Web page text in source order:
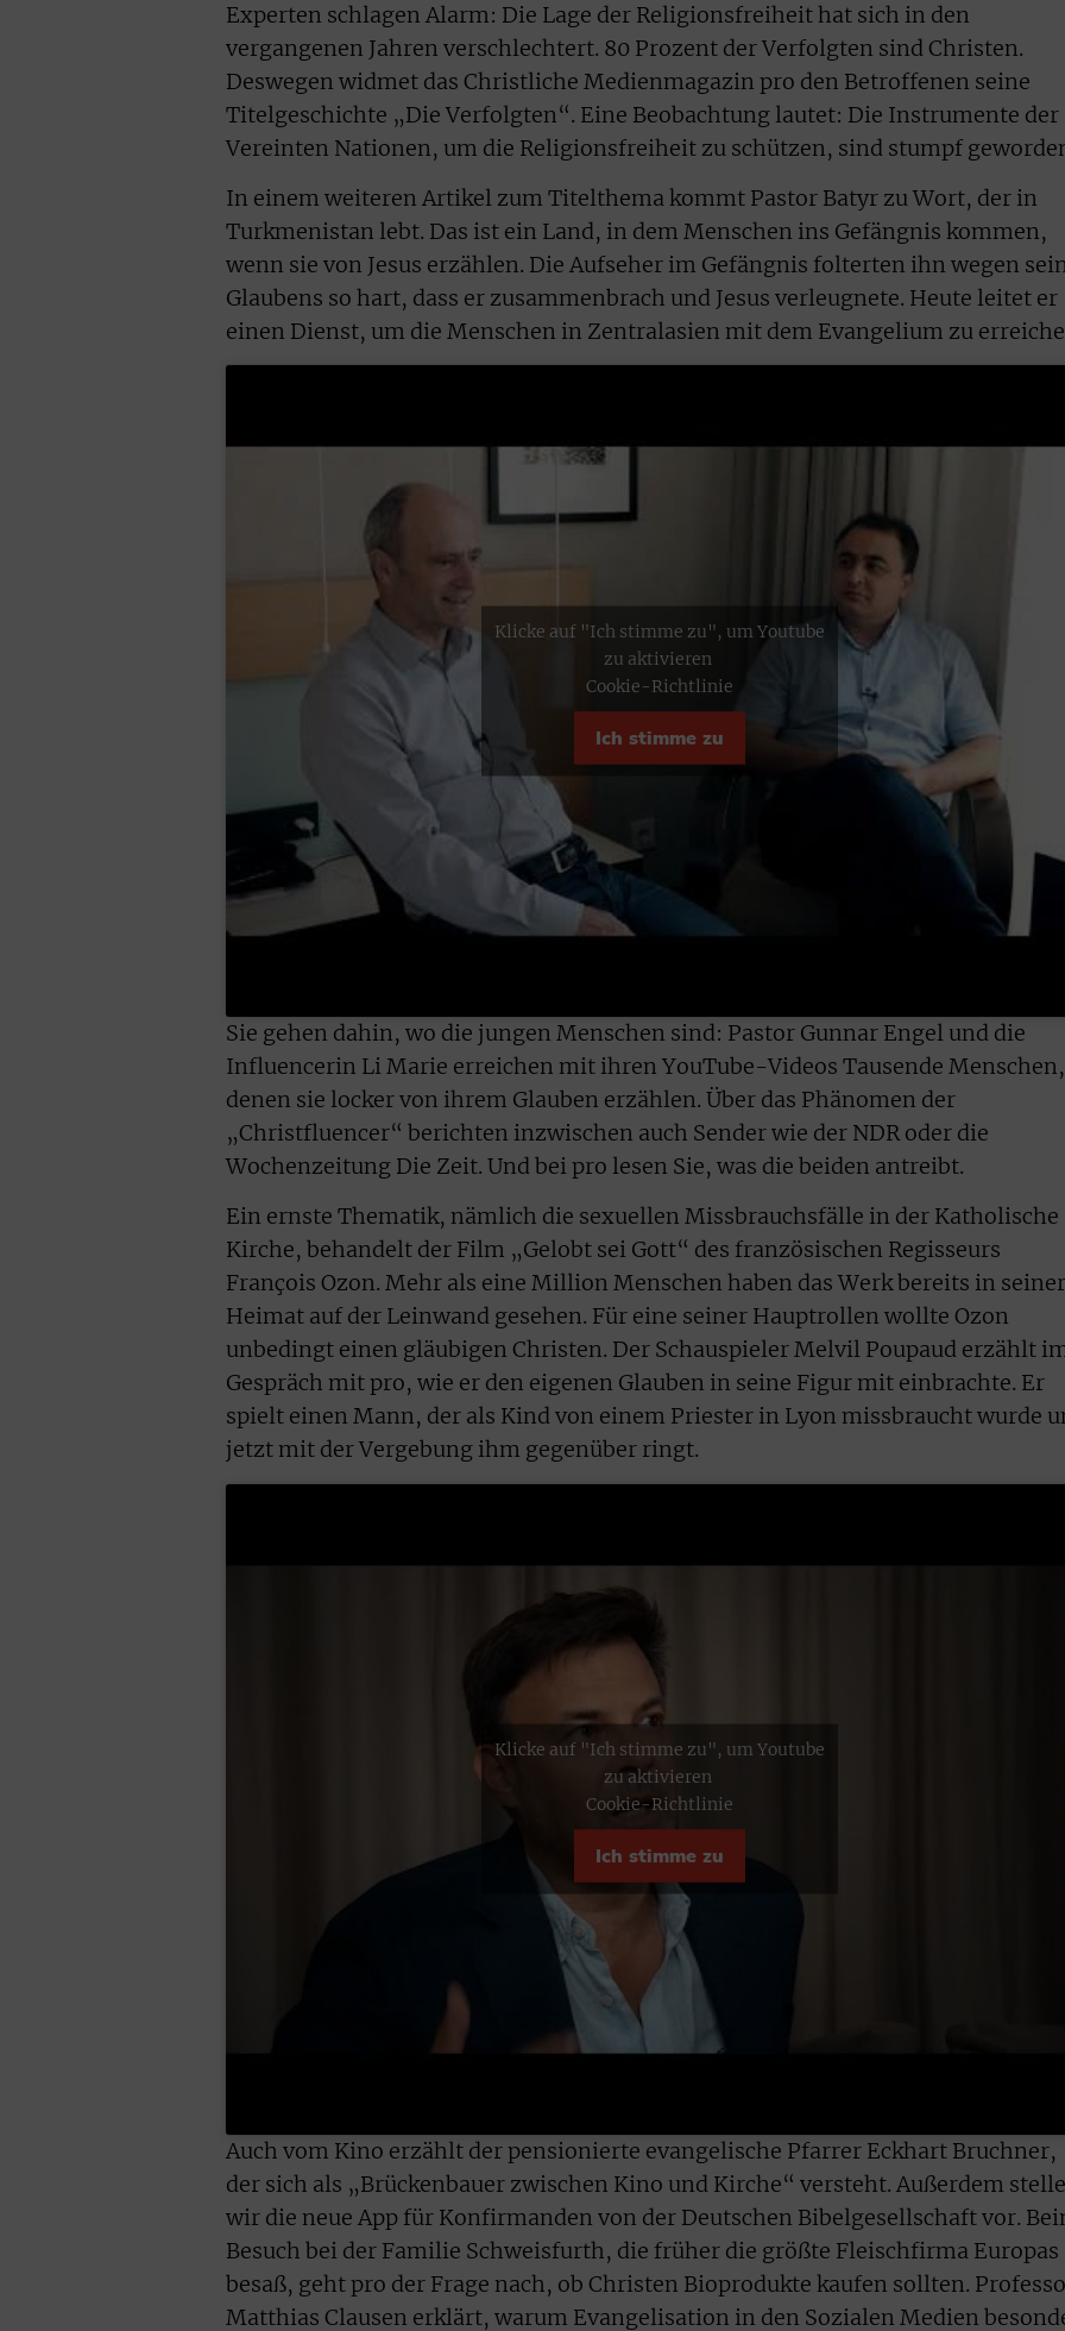
Experten schlagen Alarm: Die Lage der Religionsfreiheit hat sich in den
vergangenen Jahren verschlechtert. 80 Prozent der Verfolgten sind Christen.
Deswegen widmet das Christliche Medienmagazin pro den Betroffenen seine
Titelgeschichte „Die Verfolgten“. Eine Beobachtung lautet: Die Instrumente der
Vereinten Nationen, um die Religionsfreiheit zu schützen, sind stumpf
In einem weiteren Artikel zum Titelthema kommt Pastor Batyr zu Wort, der in
Turkmenistan lebt. Das ist ein Land, in dem Menschen ins Gefängnis kommen,
wenn sie von Jesus erzählen. Die Aufseher im Gefängnis folterten ihn wegen
Glaubens so hart, dass er zusammenbrach und Jesus verleugnete. Heute leitet er
einen Dienst, um die Menschen in Zentralasien mit dem Evangelium zu
Klicke auf "Ich stimme zu", um Youtube
zu aktivieren
Cookie-Richtlinie
Ich stimme zu
Sie gehen dahin, wo die jungen Menschen sind: Pastor Gunnar Engel und die
Influencerin Li Marie erreichen mit ihren YouTube-Videos Tausende Menschen,
denen sie locker von ihrem Glauben erzählen. Über das Phänomen der
„Christfluencer“ berichten inzwischen auch Sender wie der NDR oder die
Wochenzeitung Die Zeit. Und bei pro lesen Sie, was die beiden antreibt.
Ein ernste Thematik, nämlich die sexuellen Missbrauchsfälle in der Katholische
Kirche, behandelt der Film „Gelobt sei Gott“ des französischen Regisseurs
François Ozon. Mehr als eine Million Menschen haben das Werk bereits in seiner
Heimat auf der Leinwand gesehen. Für eine seiner Hauptrollen wollte Ozon
unbedingt einen gläubigen Christen. Der Schauspieler Melvil Poupaud erzählt
Gespräch mit pro, wie er den eigenen Glauben in seine Figur mit einbrachte. Er
spielt einen Mann, der als Kind von einem Priester in Lyon missbraucht wurde
jetzt mit der Vergebung ihm gegenüber ringt.
Klicke auf "Ich stimme zu", um Youtube
zu aktivieren
Cookie-Richtlinie
Ich stimme zu
Auch vom Kino erzählt der pensionierte evangelische Pfarrer Eckhart Bruchner,
der sich als „Brückenbauer zwischen Kino und Kirche“ versteht. Außerdem
wir die neue App für Konfirmanden von der Deutschen Bibelgesellschaft vor.
Besuch bei der Familie Schweisfurth, die früher die größte Fleischfirma Europas
besaß, geht pro der Frage nach, ob Christen Bioprodukte kaufen sollten.
Matthias Clausen erklärt, warum Evangelisation in den Sozialen Medien